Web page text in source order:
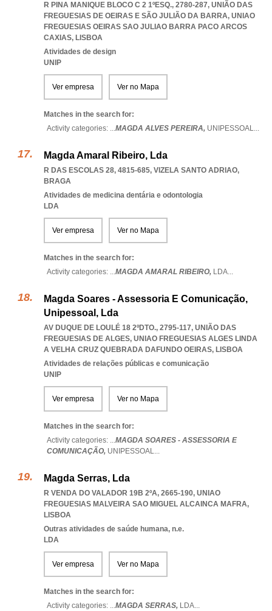
R PINA MANIQUE BLOCO C 2 1ºESQ., 2780-287, UNIÃO DAS
FREGUESIAS DE OEIRAS E SÃO JULIÃO DA BARRA, UNIAO
FREGUESIAS OEIRAS SAO JULIAO BARRA PACO ARCOS
CAXIAS, LISBOA
Atividades de design
UNIP
Ver empresa Ver no Mapa
Matches in the search for:
Activity categories: ...MAGDA ALVES PEREIRA, UNIPESSOAL...
Magda Amaral Ribeiro, Lda
R DAS ESCOLAS 28, 4815-685, VIZELA SANTO ADRIAO,
BRAGA
Atividades de medicina dentária e odontologia
LDA
Ver empresa Ver no Mapa
Matches in the search for:
Activity categories: ...MAGDA AMARAL RIBEIRO, LDA...
Magda Soares - Assessoria E Comunicação,
Unipessoal, Lda
AV DUQUE DE LOULÉ 18 2ºDTO., 2795-117, UNIÃO DAS
FREGUESIAS DE ALGES, UNIAO FREGUESIAS ALGES LINDA
A VELHA CRUZ QUEBRADA DAFUNDO OEIRAS, LISBOA
Atividades de relações públicas e comunicação
UNIP
Ver empresa Ver no Mapa
Matches in the search for:
Activity categories: ...MAGDA SOARES - ASSESSORIA E
COMUNICAÇÃO, UNIPESSOAL...
Magda Serras, Lda
R VENDA DO VALADOR 19B 2ºA, 2665-190, UNIAO
FREGUESIAS MALVEIRA SAO MIGUEL ALCAINCA MAFRA,
LISBOA
Outras atividades de saúde humana, n.e.
LDA
Ver empresa Ver no Mapa
Matches in the search for:
Activity categories: ...MAGDA SERRAS, LDA...